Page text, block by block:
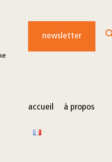
newsletter
accueil à propos